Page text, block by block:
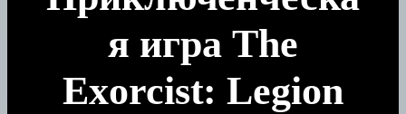
я игра The
Exorcist: Legion